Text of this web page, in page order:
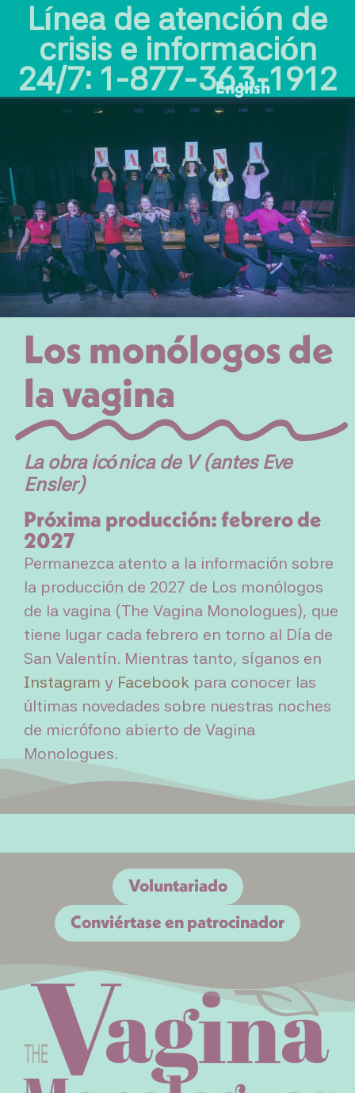
Línea de atención de
crisis e información
24/7: 1-877-363-1912
English
English
Los monólogos de
la vagina
La obra icónica de V (antes Eve
Ensler)
Próxima producción: febrero de
2027
Permanezca atento a la información sobre
la producción de 2027 de Los monólogos
de la vagina (The Vagina Monologues), que
tiene lugar cada febrero en torno al Día de
San Valentín. Mientras tanto, síganos en
Instagram y Facebook para conocer las
últimas novedades sobre nuestras noches
de micrófono abierto de Vagina
Monologues.
Voluntariado
Conviértase en patrocinador